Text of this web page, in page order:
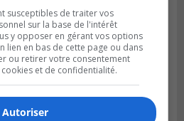
du RTL prend
susceptibles de traiter vos
sur la base de l'intérêt
y opposer en gérant vos options
lien en bas de cette page ou dans
ou retirer votre consentement
et de confidentialité.
Autoriser